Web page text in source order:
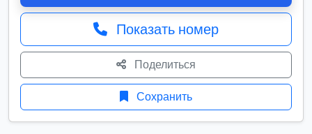
Показать номер
Поделиться
Сохранить